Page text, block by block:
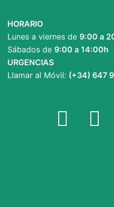
HORARIO
Lunes a viernes de 9:00 a
Sábados de 9:00 a 14:00h
URGENCIAS
Llamar al Móvil: (+34) 647
Facebook